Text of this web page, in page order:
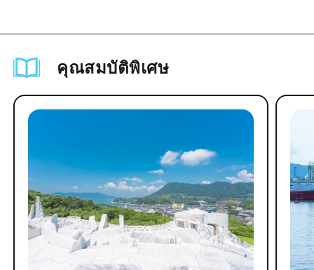
คุณสมบัติพิเศษ